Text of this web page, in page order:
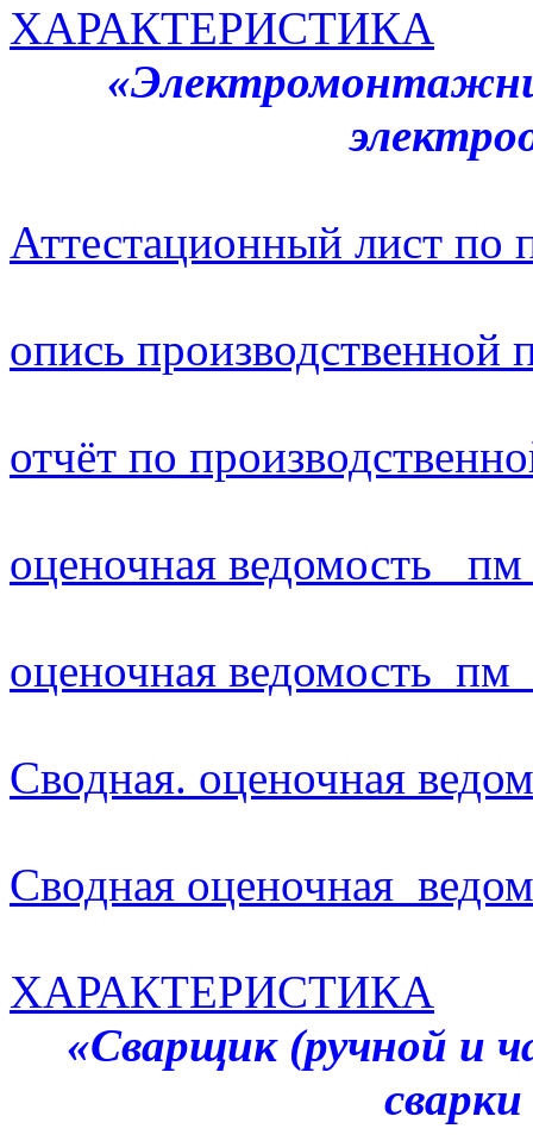
ХАРАКТЕРИСТИКА
Аттестационный лист по
опись производственной
отчёт по
оценочная ведомость
оценочная
Сводная. оценочная
Сводная оценочная
ХАРАКТЕРИСТИКА
«Сварщик (ручной и